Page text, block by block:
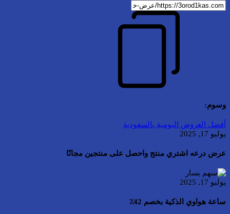
وسوم:
أفضل العروض اليومية بالسعودية
يوليو 17, 2025
عرض درعه اشتري منتج واحصل على منتجين مجانًا
يوليو 17, 2025
ساعة هواوي الذكية بخصم 42٪